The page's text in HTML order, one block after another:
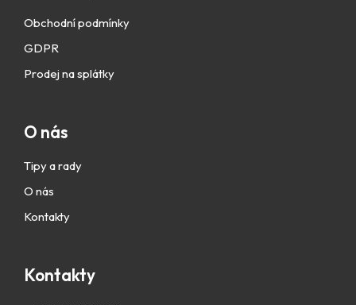
Obchodní podmínky
GDPR
Prodej na splátky
O nás
Tipy a rady
O nás
Kontakty
Kontakty